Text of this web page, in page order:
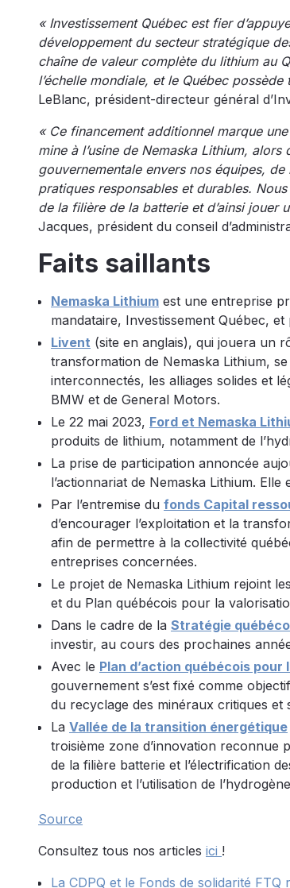
« Investissement Québec est fier
développement du secteur stratégique
chaîne de valeur complète du lithium au
l’échelle mondiale, et le Québec
LeBlanc, président-directeur général
« Ce financement additionnel marque
mine à l’usine de Nemaska Lithium,
gouvernementale envers nos équipes,
pratiques responsables et durables.
de la filière de la batterie et d’ainsi jouer
Jacques, président du conseil
Faits saillants
Nemaska Lithium est une entreprise
mandataire, Investissement Québec,
Livent (site en anglais), qui jouera un
transformation de Nemaska Lithium,
interconnectés, les alliages solides et
BMW et de General Motors.
Le 22 mai 2023, Ford et Nemaska
produits de lithium, notamment de
La prise de participation annoncée
l’actionnariat de Nemaska Lithium.
Par l’entremise du fonds Capital
d’encourager l’exploitation et la
afin de permettre à la collectivité
entreprises concernées.
Le projet de Nemaska Lithium rejoint
et du Plan québécois pour la
Dans le cadre de la Stratégie
investir, au cours des prochaines
Avec le Plan d’action québécois
gouvernement s’est fixé comme
du recyclage des minéraux critiques
La Vallée de la transition énergétique
troisième zone d’innovation reconnue
de la filière batterie et l’électrification
production et l’utilisation de
Source
Consultez tous nos articles ici !
La CDPQ et le Fonds de solidarité